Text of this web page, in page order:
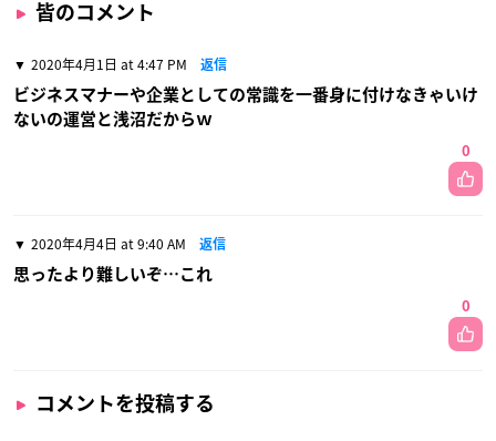
皆のコメント
2020年4月1日 at 4:47 PM 返信
ビジネスマナーや企業としての常識を一番身に付けなきゃいけ
ないの運営と浅沼だからｗ
0
2020年4月4日 at 9:40 AM 返信
思ったより難しいぞ…これ
0
コメントを投稿する